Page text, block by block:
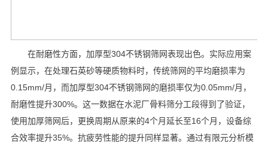
在耐磨性方面，加厚型304不锈钢筛网表现出色。实际应用案
例显示，在处理石英砂等硬质物料时，传统筛网的平均磨损率为
0.15mm/月，而加厚型304不锈钢筛网的磨损率仅为0.05mm/月，
耐磨性提升300%。这一数据在水泥厂骨料筛分工段得到了验证，
使用加厚筛网后，更换周期从原来的4个月延长至16个月，设备综
合效率提升35%。抗疲劳性能的提升同样显著。通过有限元分析模